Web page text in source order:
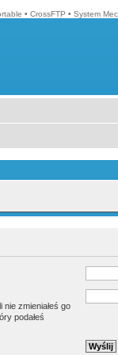
• CrossFTP • System
zmieniałeś go
podałeś